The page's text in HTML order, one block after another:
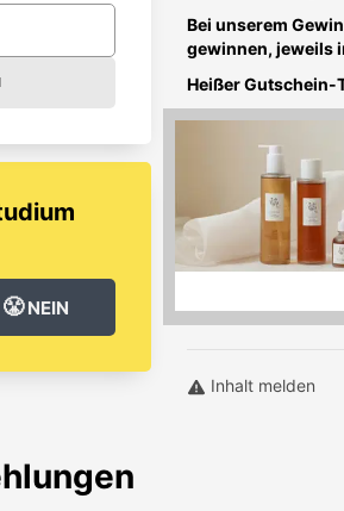
Bei unserem
gewinnen, jeweils
Heißer Gutschein-
Inhalt melden
😤NEIN